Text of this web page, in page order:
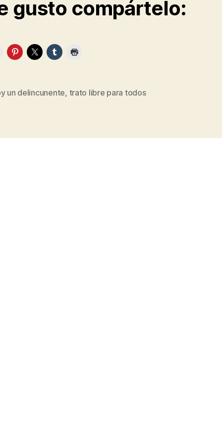
gusto compártelo:
un delincunente, trato libre para todos